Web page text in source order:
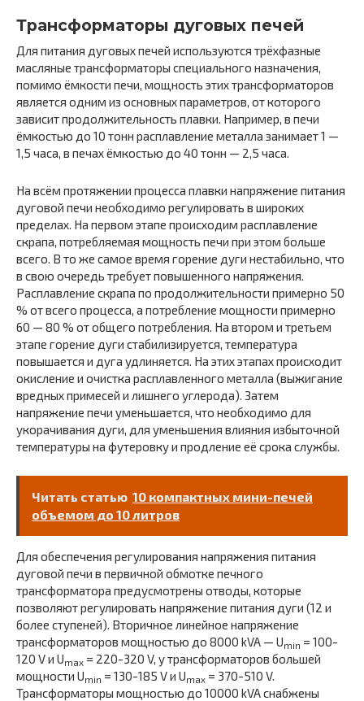
Трансформаторы дуговых печей
Для питания дуговых печей используются трёхфазные
масляные трансформаторы специального назначения,
помимо ёмкости печи, мощность этих трансформаторов
является одним из основных параметров, от которого
зависит продолжительность плавки. Например, в печи
ёмкостью до 10 тонн расплавление металла занимает 1 —
1,5 часа, в печах ёмкостью до 40 тонн — 2,5 часа.
На всём протяжении процесса плавки напряжение питания
дуговой печи необходимо регулировать в широких
пределах. На первом этапе происходим расплавление
скрапа, потребляемая мощность печи при этом больше
всего. В то же самое время горение дуги нестабильно, что
в свою очередь требует повышенного напряжения.
Расплавление скрапа по продолжительности примерно 50
% от всего процесса, а потребление мощности примерно
60 — 80 % от общего потребления. На втором и третьем
этапе горение дуги стабилизируется, температура
повышается и дуга удлиняется. На этих этапах происходит
окисление и очистка расплавленного металла (выжигание
вредных примесей и лишнего углерода). Затем
напряжение печи уменьшается, что необходимо для
укорачивания дуги, для уменьшения влияния избыточной
температуры на футеровку и продление её срока службы.
Читать статью 10 компактных мини-печей
объемом до 10 литров
Для обеспечения регулирования напряжения питания
дуговой печи в первичной обмотке печного
трансформатора предусмотрены отводы, которые
позволяют регулировать напряжение питания дуги (12 и
более ступеней). Вторичное линейное напряжение
трансформаторов мощностью до 8000 kVA — Umin = 100-
120 V и Umax = 220-320 V, у трансформаторов большей
мощности Umin = 130-185 V и Umax = 370-510 V.
Трансформаторы мощностью до 10000 kVA снабжены